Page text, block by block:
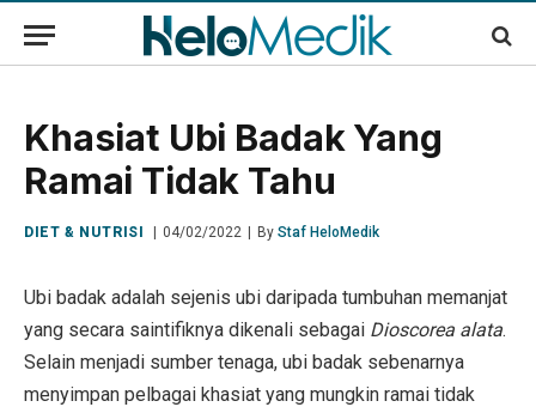
Khasiat Ubi Badak Yang
Ramai Tidak Tahu
DIET & NUTRISI 04/02/2022 By Staf HeloMedik
Ubi badak adalah sejenis ubi daripada tumbuhan memanjat
yang secara saintifiknya dikenali sebagai Dioscorea alata.
Selain menjadi sumber tenaga, ubi badak sebenarnya
menyimpan pelbagai khasiat yang mungkin ramai tidak